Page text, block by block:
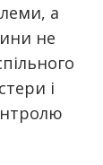
а
не
і